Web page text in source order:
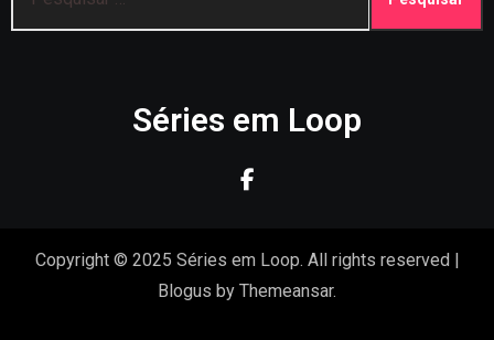
por:
Séries em Loop
Copyright © 2025 Séries em Loop. All rights reserved |
Blogus by Themeansar.